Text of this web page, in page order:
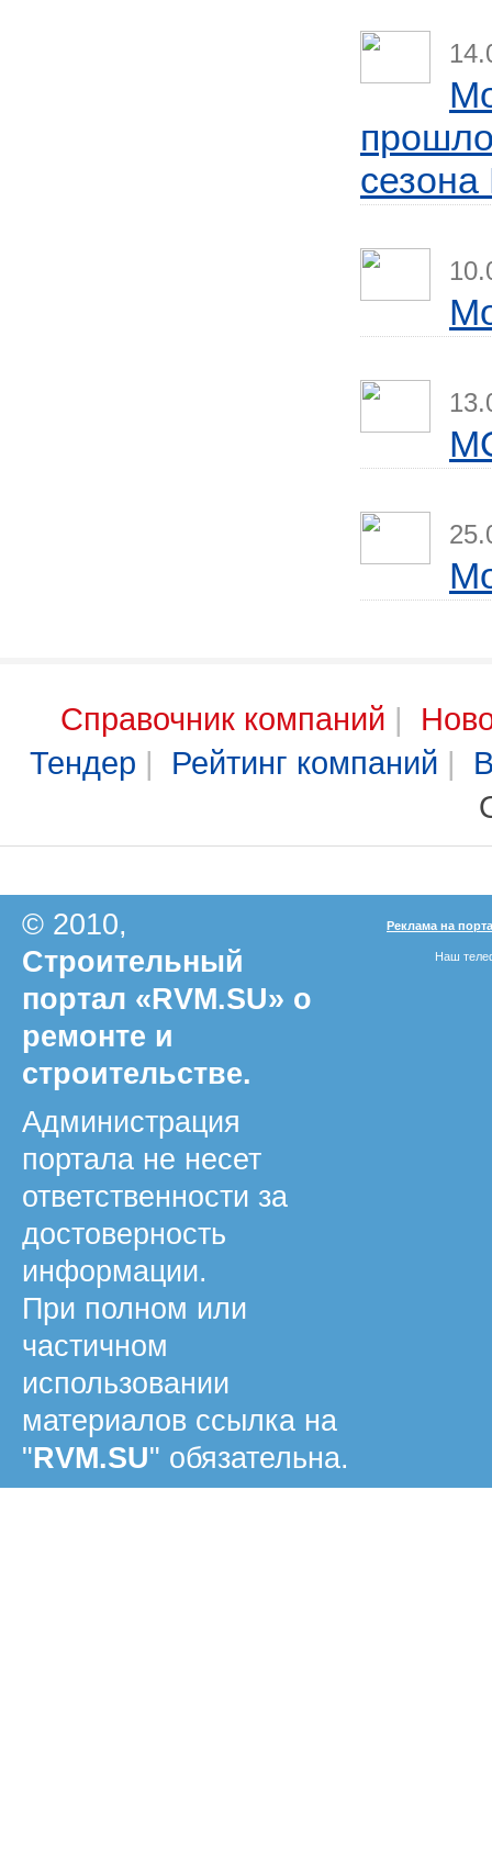
сезона
Справочник компаний |
Тендер | Рейтинг компаний |
© 2010,
Строительный
портал «RVM.SU» о
ремонте и
строительстве.
Администрация
портала не несет
ответственности за
достоверность
информации.
При полном или
частичном
использовании
материалов ссылка на
"RVM.SU" обязательна.
Реклама на
Наш